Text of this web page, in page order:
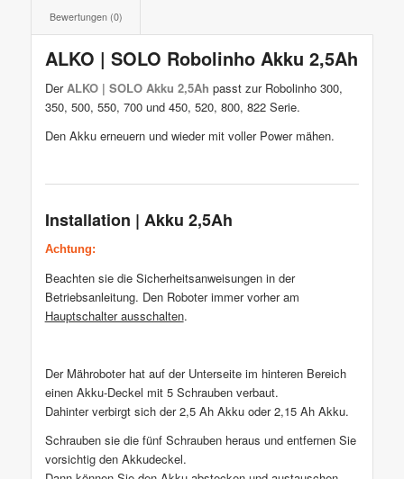
Bewertungen (0)
ALKO | SOLO Robolinho Akku 2,5Ah
DerALKO | SOLO Akku 2,5Ah passt zur Robolinho 300,
350, 500, 550, 700 und 450, 520, 800, 822 Serie.
Den Akku erneuern und wieder mit voller Power mähen.
Installation | Akku 2,5Ah
Achtung:
Beachten sie die Sicherheitsanweisungen in der
Betriebsanleitung. Den Roboter immer vorher am
Hauptschalter ausschalten.
Der Mähroboter hat auf der Unterseite im hinteren Bereich
einen Akku-Deckel mit 5 Schrauben verbaut.
Dahinter verbirgt sich der 2,5 Ah Akku oder 2,15 Ah Akku.
Schrauben sie die fünf Schrauben heraus und entfernen Sie
vorsichtig den Akkudeckel.